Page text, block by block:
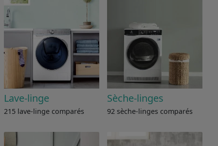
Lave-linge
215 lave-linge comparés
Sèche-linges
92 sèche-linges comparés